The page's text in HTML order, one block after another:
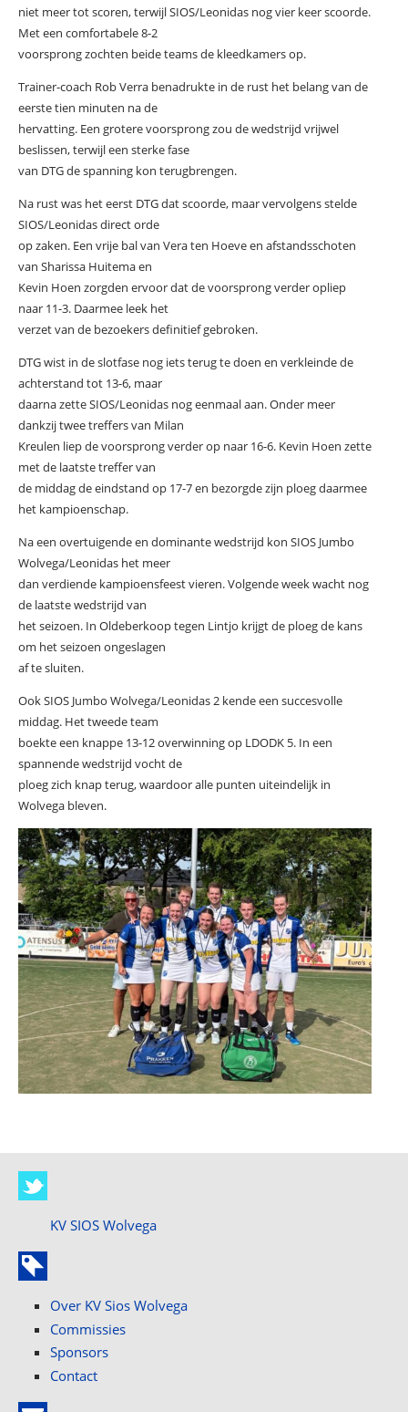
niet meer tot scoren, terwijl SIOS/Leonidas nog vier keer scoorde.
Met een comfortabele 8-2
voorsprong zochten beide teams de kleedkamers op.
Trainer-coach Rob Verra benadrukte in de rust het belang van de
eerste tien minuten na de
hervatting. Een grotere voorsprong zou de wedstrijd vrijwel
beslissen, terwijl een sterke fase
van DTG de spanning kon terugbrengen.
Na rust was het eerst DTG dat scoorde, maar vervolgens stelde
SIOS/Leonidas direct orde
op zaken. Een vrije bal van Vera ten Hoeve en afstandsschoten
van Sharissa Huitema en
Kevin Hoen zorgden ervoor dat de voorsprong verder opliep
naar 11-3. Daarmee leek het
verzet van de bezoekers definitief gebroken.
DTG wist in de slotfase nog iets terug te doen en verkleinde de
achterstand tot 13-6, maar
daarna zette SIOS/Leonidas nog eenmaal aan. Onder meer
dankzij twee treffers van Milan
Kreulen liep de voorsprong verder op naar 16-6. Kevin Hoen zette
met de laatste treffer van
de middag de eindstand op 17-7 en bezorgde zijn ploeg daarmee
het kampioenschap.
Na een overtuigende en dominante wedstrijd kon SIOS Jumbo
Wolvega/Leonidas het meer
dan verdiende kampioensfeest vieren. Volgende week wacht nog
de laatste wedstrijd van
het seizoen. In Oldeberkoop tegen Lintjo krijgt de ploeg de kans
om het seizoen ongeslagen
af te sluiten.
Ook SIOS Jumbo Wolvega/Leonidas 2 kende een succesvolle
middag. Het tweede team
boekte een knappe 13-12 overwinning op LDODK 5. In een
spannende wedstrijd vocht de
ploeg zich knap terug, waardoor alle punten uiteindelijk in
Wolvega bleven.
KV SIOS Wolvega
Over KV Sios Wolvega
Commissies
Sponsors
Contact